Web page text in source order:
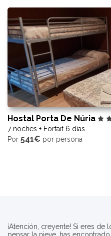
Hostal Porta De Núria
7 noches + Forfait 6 días
Por 541€ por persona
¡Atención, creyente! Si eres